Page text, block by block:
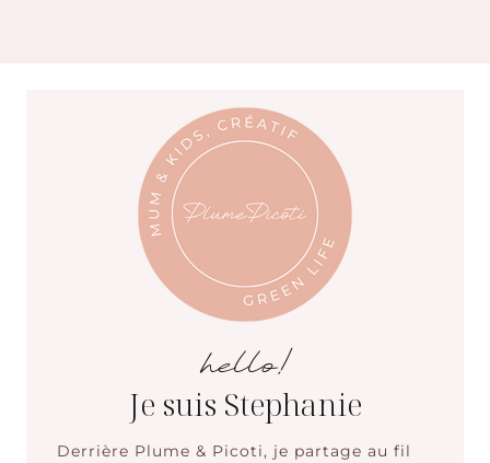
hello!
Je suis Stephanie
Derrière Plume & Picoti, je partage au fil